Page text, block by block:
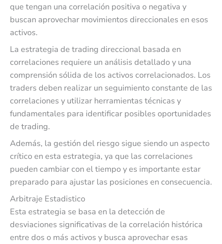
que tengan una correlación positiva o negativa y
buscan aprovechar movimientos direccionales en esos
activos.
La estrategia de trading direccional basada en
correlaciones requiere un análisis detallado y una
comprensión sólida de los activos correlacionados. Los
traders deben realizar un seguimiento constante de las
correlaciones y utilizar herramientas técnicas y
fundamentales para identificar posibles oportunidades
de trading.
Además, la gestión del riesgo sigue siendo un aspecto
crítico en esta estrategia, ya que las correlaciones
pueden cambiar con el tiempo y es importante estar
preparado para ajustar las posiciones en consecuencia.
Arbitraje Estadistico
Esta estrategia se basa en la detección de
desviaciones significativas de la correlación histórica
entre dos o más activos y busca aprovechar esas